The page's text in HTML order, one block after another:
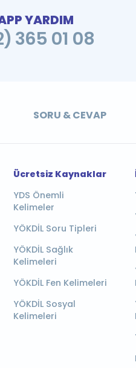
YARDIM
365 01 08
SORU & CEVAP
Ücretsiz Kaynaklar
YDS Önemli
Kelimeler
YÖKDİL Soru Tipleri
YÖKDİL Sağlık
Kelimeleri
YÖKDİL Fen Kelimeleri
YÖKDİL Sosyal
Kelimeleri